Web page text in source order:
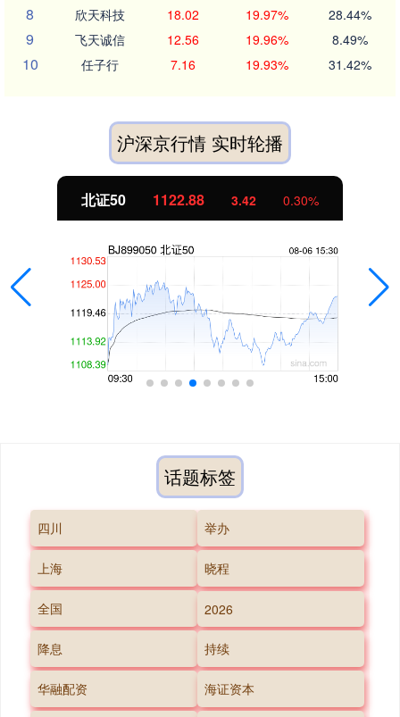
8 欣天科技 18.02 19.97% 28.44%
9 飞天诚信 12.56 19.96% 8.49%
10 任子行 7.16 19.93% 31.42%
沪深京行情 实时轮播
北证50 1122.88 3.42 0.30%
话题标签
四川 举办
上海 晓程
全国 2026
降息 持续
华融配资 海证资本